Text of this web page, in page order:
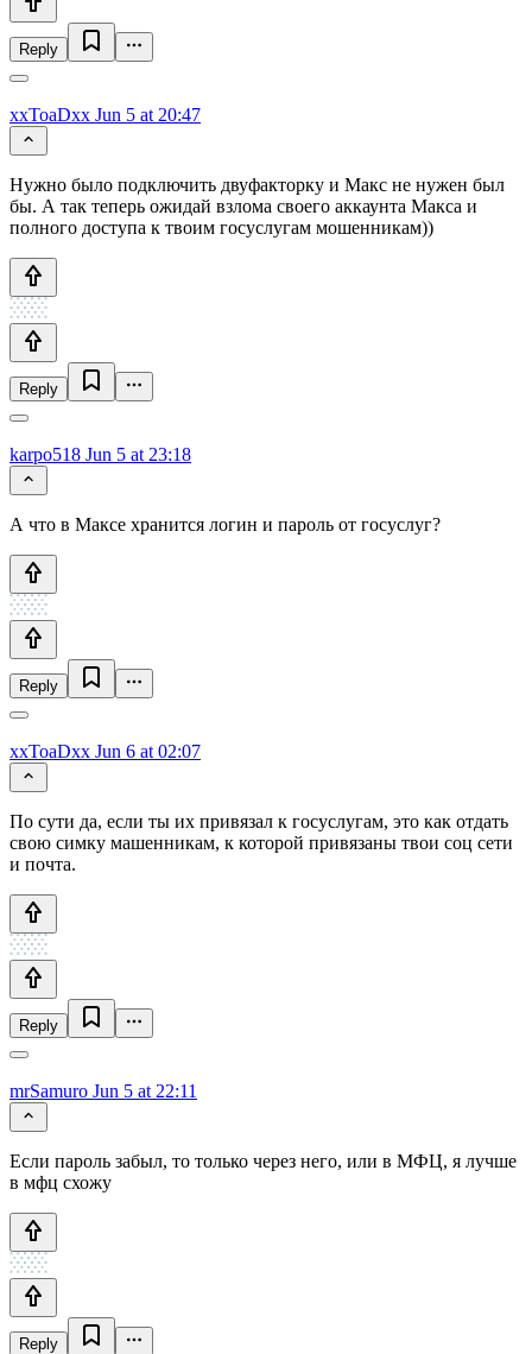
Reply
xxToaDxx Jun 5 at 20:47
Нужно было подключить двуфакторку и Макс не нужен был
бы. А так теперь ожидай взлома своего аккаунта Макса и
полного доступа к твоим госуслугам мошенникам))
Reply
karpo518 Jun 5 at 23:18
А что в Максе хранится логин и пароль от госуслуг?
Reply
xxToaDxx Jun 6 at 02:07
По сути да, если ты их привязал к госуслугам, это как отдать
свою симку машенникам, к которой привязаны твои соц сети
и почта.
Reply
mrSamuro Jun 5 at 22:11
Если пароль забыл, то только через него, или в МФЦ, я лучше
в мфц схожу
Reply